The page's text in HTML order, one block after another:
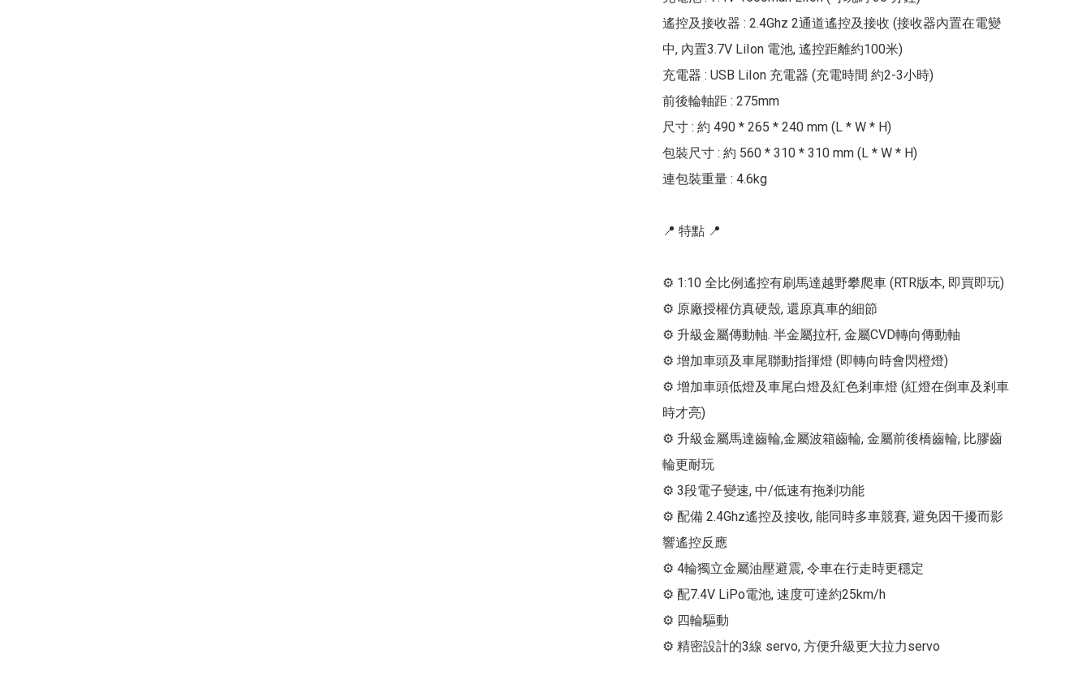
遙控及接收器 : 2.4Ghz 2通道遙控及接收 (接收器內置在電變
中, 內置3.7V LiIon 電池, 遙控距離約100米)
充電器 : USB LiIon 充電器 (充電時間 約2-3小時)
前後輪軸距 : 275mm
尺寸 : 約 490 * 265 * 240 mm (L * W * H)
包裝尺寸 : 約 560 * 310 * 310 mm (L * W * H)
連包裝重量 : 4.6kg
📍 特點 📍
⚙ 1:10 全比例遙控有刷馬達越野攀爬車 (RTR版本, 即買即玩)
⚙ 原廠授權仿真硬殼, 還原真車的細節
⚙ 升級金屬傳動軸. 半金屬拉杆, 金屬CVD轉向傳動軸
⚙ 增加車頭及車尾聯動指揮燈 (即轉向時會閃橙燈)
⚙ 增加車頭低燈及車尾白燈及紅色剎車燈 (紅燈在倒車及剎車
時才亮)
⚙ 升級金屬馬達齒輪,金屬波箱齒輪, 金屬前後橋齒輪, 比膠齒
輪更耐玩
⚙ 3段電子變速, 中/低速有拖剎功能
⚙ 配備 2.4Ghz遙控及接收, 能同時多車競賽, 避免因干擾而影
響遙控反應
⚙ 4輪獨立金屬油壓避震, 令車在行走時更穩定
⚙ 配7.4V LiPo電池, 速度可達約25km/h
⚙ 四輪驅動
⚙ 精密設計的3線 servo, 方便升級更大拉力servo